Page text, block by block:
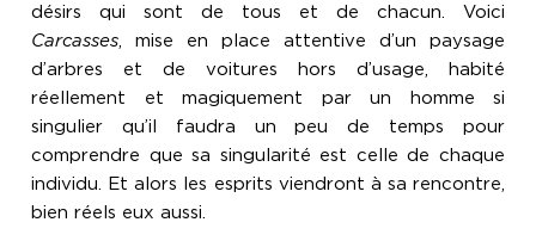
désirs qui sont de tous et de chacun. Voici
Carcasses, mise en place attentive d’un paysage
d’arbres et de voitures hors d’usage, habité
réellement et magiquement par un homme si
singulier qu’il faudra un peu de temps pour
comprendre que sa singularité est celle de chaque
individu. Et alors les esprits viendront à sa rencontre,
bien réels eux aussi.